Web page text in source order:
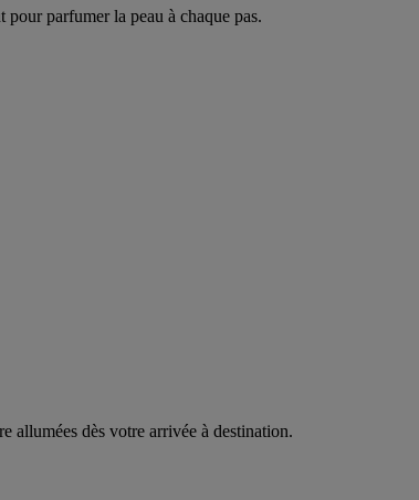
pour parfumer la peau à chaque pas.
allumées dès votre arrivée à destination.